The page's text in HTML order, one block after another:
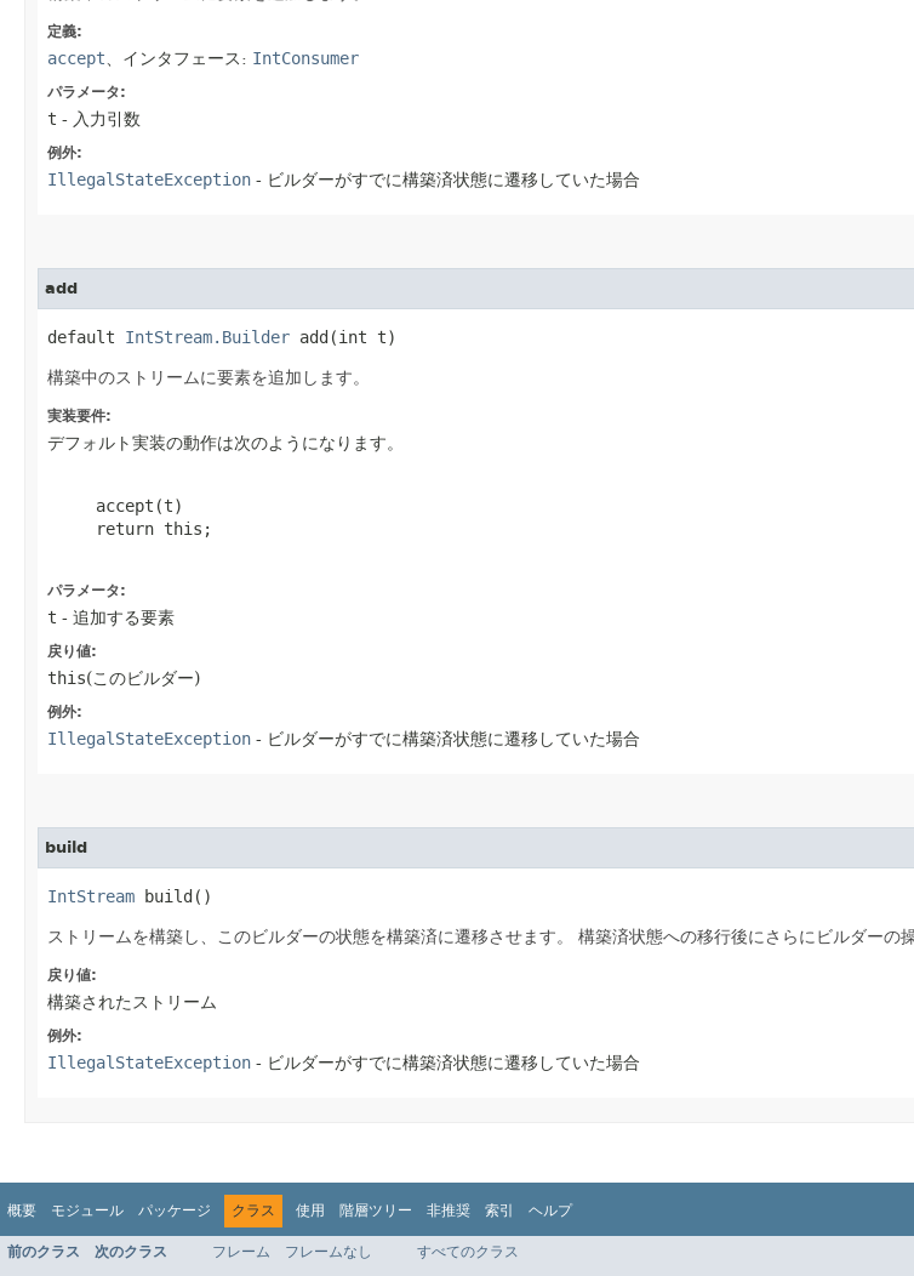
定義:
accept 、インタフェース: IntConsumer
パラメータ:
t - 入力引数
例外:
IllegalStateException - ビルダーがすでに構築済状態に遷移していた場合
add
default IntStream.Builder add​(int t)
構築中のストリームに要素を追加します。
実装要件:
デフォルト実装の動作は次のようになります。
     accept(t)
     return this;
パラメータ:
t - 追加する要素
戻り値:
this(このビルダー)
例外:
IllegalStateException - ビルダーがすでに構築済状態に遷移していた場合
build
IntStream build()
ストリームを構築し、このビルダーの状態を構築済に遷移させます。 構築済状態への移行後にさらにビルダーの
戻り値:
構築されたストリーム
例外:
IllegalStateException - ビルダーがすでに構築済状態に遷移していた場合
概要 モジュール パッケージ クラス 使用 階層ツリー 非推奨 索引 ヘルプ
前のクラス 次のクラス フレーム フレームなし
すべてのクラス